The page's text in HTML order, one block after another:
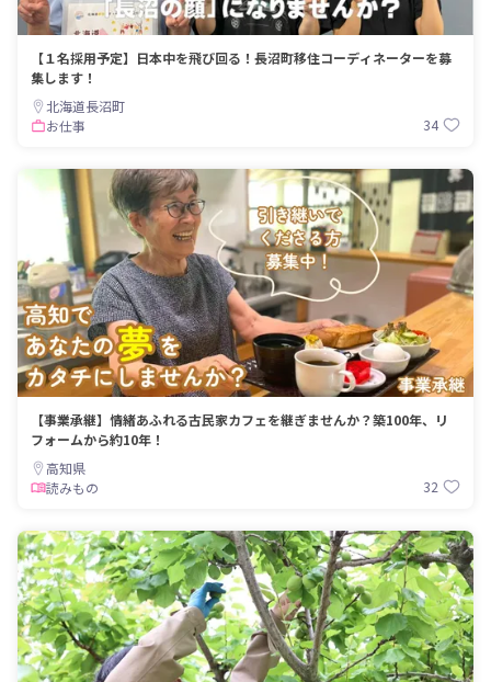
【１名採用予定】日本中を飛び回る！長沼町移住コーディネーターを募
集します！
北海道長沼町
お仕事
34
【事業承継】情緒あふれる古民家カフェを継ぎませんか？築100年、リ
フォームから約10年！
高知県
読みもの
32